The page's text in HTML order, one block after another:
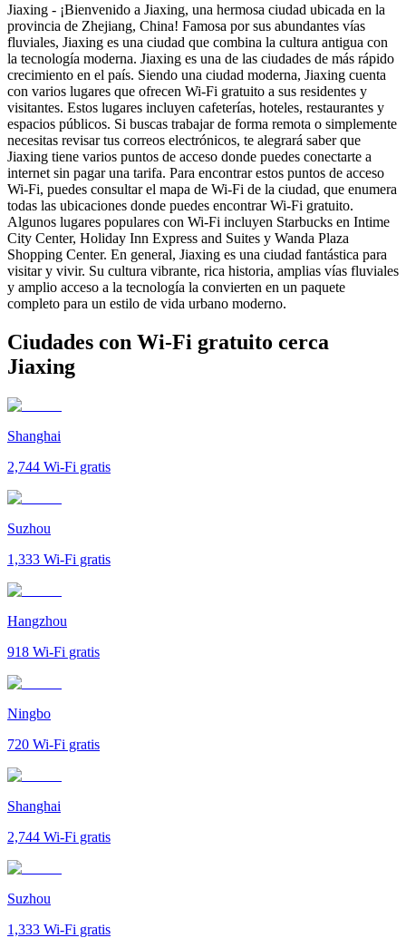
Jiaxing - ¡Bienvenido a Jiaxing, una hermosa ciudad ubicada en la
provincia de Zhejiang, China! Famosa por sus abundantes vías
fluviales, Jiaxing es una ciudad que combina la cultura antigua con
la tecnología moderna. Jiaxing es una de las ciudades de más rápido
crecimiento en el país. Siendo una ciudad moderna, Jiaxing cuenta
con varios lugares que ofrecen Wi-Fi gratuito a sus residentes y
visitantes. Estos lugares incluyen cafeterías, hoteles, restaurantes y
espacios públicos. Si buscas trabajar de forma remota o simplemente
necesitas revisar tus correos electrónicos, te alegrará saber que
Jiaxing tiene varios puntos de acceso donde puedes conectarte a
internet sin pagar una tarifa. Para encontrar estos puntos de acceso
Wi-Fi, puedes consultar el mapa de Wi-Fi de la ciudad, que enumera
todas las ubicaciones donde puedes encontrar Wi-Fi gratuito.
Algunos lugares populares con Wi-Fi incluyen Starbucks en Intime
City Center, Holiday Inn Express and Suites y Wanda Plaza
Shopping Center. En general, Jiaxing es una ciudad fantástica para
visitar y vivir. Su cultura vibrante, rica historia, amplias vías fluviales
y amplio acceso a la tecnología la convierten en un paquete
completo para un estilo de vida urbano moderno.
Ciudades con Wi-Fi gratuito cerca
Jiaxing
Shanghai
2,744 Wi-Fi gratis
Suzhou
1,333 Wi-Fi gratis
Hangzhou
918 Wi-Fi gratis
Ningbo
720 Wi-Fi gratis
Shanghai
2,744 Wi-Fi gratis
Suzhou
1,333 Wi-Fi gratis